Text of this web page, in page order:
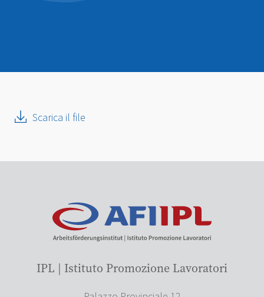
Scarica il file
IPL | Istituto Promozione Lavoratori